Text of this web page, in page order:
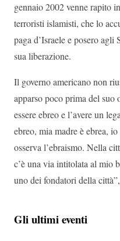
gennaio 2002 venne rapito
terroristi islamisti, che lo
paga d’Israele e posero
sua liberazione.
Il governo americano non
apparso poco prima del
essere ebreo e l’avere un
ebreo, mia madre è ebrea,
osserva l’ebraismo. Nella
c’è una via intitolata al mio
uno dei fondatori della
Gli ultimi eventi